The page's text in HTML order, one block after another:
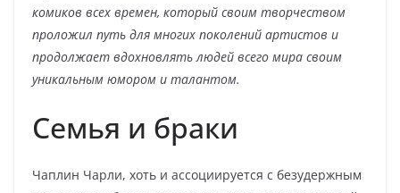
комиков всех времен, который своим творчеством
проложил путь для многих поколений артистов и
продолжает вдохновлять людей всего мира своим
уникальным юмором и талантом.
Семья и браки
Чаплин Чарли, хоть и ассоциируется с безудержным